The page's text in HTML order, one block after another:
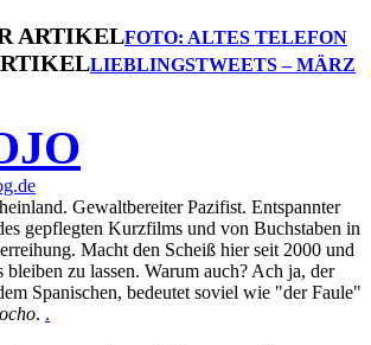
ARTIKELFOTO: ALTES TELEFON
LIEBLINGSTWEETS – MÄRZ
Gewaltbereiter Pazifist. Entspannter
gepflegten Kurzfilms und von Buchstaben in
Macht den Scheiß hier seit 2000 und
bleiben zu lassen. Warum auch? Ach ja, der
Spanischen, bedeutet soviel wie "der Faule"
. .